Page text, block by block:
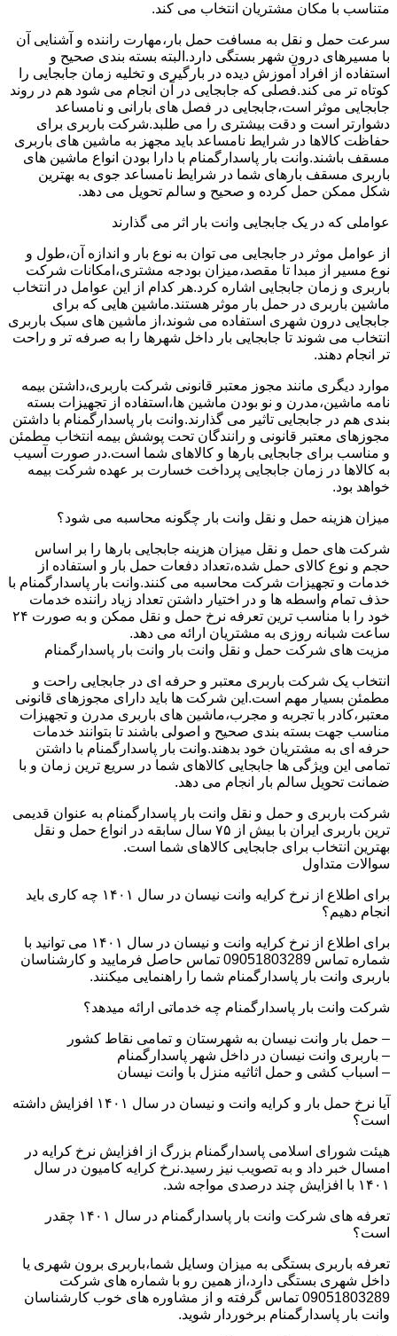
متناسب با مکان مشتریان انتخاب می کند.
سرعت حمل و نقل به مسافت حمل بار،مهارت راننده و آشنایی آن
با مسیرهای درون شهر بستگی دارد.البته بسته بندی صحیح و
استفاده از افراد آموزش دیده در بارگیری و تخلیه زمان جابجایی را
کوتاه تر می کند.فصلی که جابجایی در آن انجام می شود هم در روند
جابجایی موثر است،جابجایی در فصل های بارانی و نامساعد
دشوارتر است و دقت بیشتری را می طلبد.شرکت باربری برای
حفاظت کالاها در شرایط نامساعد باید مجهز به ماشین های باربری
مسقف باشند.وانت بار پاسدارگمنام با دارا بودن انواع ماشین های
باربری مسقف بارهای شما در شرایط نامساعد جوی به بهترین
شکل ممکن حمل کرده و صحیح و سالم تحویل می دهد.
عواملی که در یک جابجایی وانت بار اثر می گذارند
از عوامل موثر در جابجایی می توان به نوع بار و اندازه آن،طول و
نوع مسیر از مبدا تا مقصد،میزان بودجه مشتری،امکانات شرکت
باربری و زمان جابجایی اشاره کرد.هر کدام از این عوامل در انتخاب
ماشین باربری در حمل بار موثر هستند.ماشین هایی که برای
جابجایی درون شهری استفاده می شوند،از ماشین های سبک باربری
انتخاب می شوند تا جابجایی بار داخل شهرها را به صرفه تر و راحت
تر انجام دهند.
موارد دیگری مانند مجوز معتبر قانونی شرکت باربری،داشتن بیمه
نامه ماشین،مدرن و نو بودن ماشین ها،استفاده از تجهیزات بسته
بندی هم در جابجایی تاثیر می گذارند.وانت بار پاسدارگمنام با داشتن
مجوزهای معتبر قانونی و رانندگان تحت پوشش بیمه انتخاب مطمئن
و مناسب برای جابجایی بارها و کالاهای شما است.در صورت آسیب
به کالاها در زمان جابجایی پرداخت خسارت بر عهده شرکت بیمه
خواهد بود.
میزان هزینه حمل و نقل وانت بار چگونه محاسبه می شود؟
شرکت های حمل و نقل میزان هزینه جابجایی بارها را بر اساس
حجم و نوع کالای حمل شده،تعداد دفعات حمل بار و استفاده از
خدمات و تجهیزات شرکت محاسبه می کنند.وانت بار پاسدارگمنام با
حذف تمام واسطه ها و در اختیار داشتن تعداد زیاد راننده خدمات
خود را با مناسب ترین تعرفه نرخ حمل و نقل ممکن و به صورت ۲۴
ساعت شبانه روزی به مشتریان ارائه می دهد.
مزیت های شرکت حمل و نقل وانت بار وانت بار پاسدارگمنام
انتخاب یک شرکت باربری معتبر و حرفه ای در جابجایی راحت و
مطمئن بسیار مهم است.این شرکت ها باید دارای مجوزهای قانونی
معتبر،کادر با تجربه و مجرب،ماشین های باربری مدرن و تجهیزات
مناسب جهت بسته بندی صحیح و اصولی باشند تا بتوانند خدمات
حرفه ای به مشتریان خود بدهند.وانت بار پاسدارگمنام با داشتن
تمامی این ویژگی ها جابجایی کالاهای شما در سریع ترین زمان و با
ضمانت تحویل سالم بار انجام می دهد.
شرکت باربری و حمل و نقل وانت بار پاسدارگمنام به عنوان قدیمی
ترین باربری ایران با بیش از ۷۵ سال سابقه در انواع حمل و نقل
بهترین انتخاب برای جابجایی کالاهای شما است.
سوالات متداول
برای اطلاع از نرخ کرایه وانت نیسان در سال ۱۴۰۱ چه کاری باید
انجام دهیم؟
برای اطلاع از نرخ کرایه وانت و نیسان در سال ۱۴۰۱ می توانید با
شماره تماس 09051803289 تماس حاصل فرمایید و کارشناسان
باربری وانت بار پاسدارگمنام شما را راهنمایی میکنند.
شرکت وانت بار پاسدارگمنام چه خدماتی ارائه میدهد؟
– حمل بار وانت نیسان به شهرستان و تمامی نقاط کشور
– باربری وانت نیسان در داخل شهر پاسدارگمنام
– اسباب کشی و حمل اثاثیه منزل با وانت نیسان
آیا نرخ حمل بار و کرایه وانت و نیسان در سال ۱۴۰۱ افزایش داشته
است؟
هیئت شورای اسلامی پاسدارگمنام بزرگ از افزایش نرخ کرایه در
امسال خبر داد و به تصویب نیز رسید.نرخ کرایه کامیون در سال
۱۴۰۱ با افزایش چند درصدی مواجه شد.
تعرفه های شرکت وانت بار پاسدارگمنام در سال ۱۴۰۱ چقدر
است؟
تعرفه باربری بستگی به میزان وسایل شما،باربری برون شهری یا
داخل شهری بستگی دارد،از همین رو با شماره های شرکت
09051803289 تماس گرفته و از مشاوره های خوب کارشناسان
وانت بار پاسدارگمنام برخوردار شوید.